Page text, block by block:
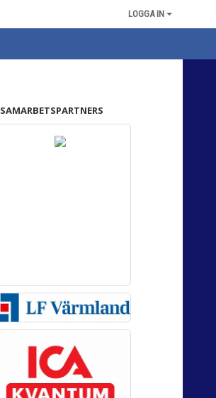
LOGGA IN
SAMARBETSPARTNERS